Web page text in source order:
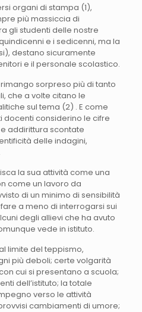
organi di stampa (1),
più massiccia di
gli studenti delle nostre
e i sedicenni, ma la
destano sicuramente
e il personale scolastico.
sorpreso più di tanto
che a volte citano le
sul tema (2) . E come
docenti considerino le cifre
addirittura scontate
delle indagini,
la sua attività come una
come un lavoro da
di un minimo di sensibilità
a meno di interrogarsi sui
degli allievi che ha avuto
vede in istituto.
limite del teppismo,
più deboli; certe volgarità
cui si presentano a scuola;
dell’istituto; la totale
verso le attività
cambiamenti di umore;